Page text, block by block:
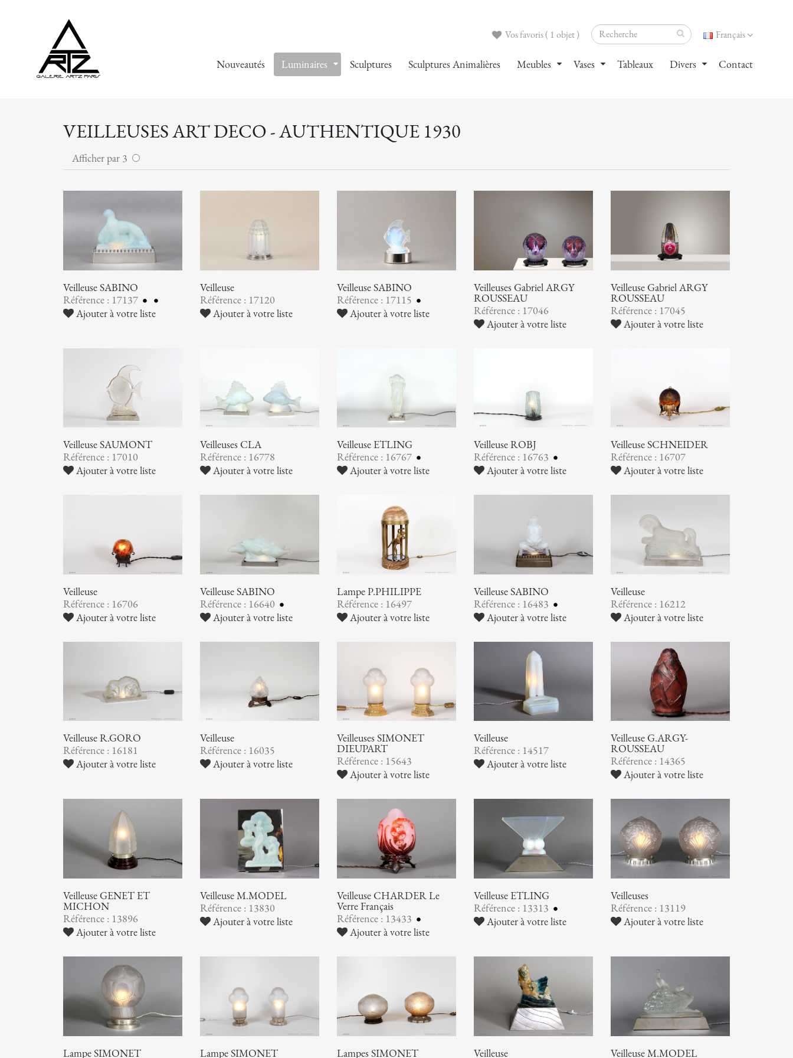
Français
Vos favoris ( 1 objet )
Nouveautés Luminaires Sculptures Sculptures Animalières Meubles Vases Tableaux Divers Contact
VEILLEUSES ART DECO - AUTHENTIQUE 1930
Afficher par 3
Veilleuse SABINO
Référence : 17137
Ajouter à votre liste
Veilleuse
Référence : 17120
Ajouter à votre liste
Veilleuse SABINO
Référence : 17115
Ajouter à votre liste
Veilleuses Gabriel ARGY
ROUSSEAU
Référence : 17046
Ajouter à votre liste
Veilleuse Gabriel ARGY
ROUSSEAU
Référence : 17045
Ajouter à votre liste
Veilleuse SAUMONT
Référence : 17010
Ajouter à votre liste
Veilleuses CLA
Référence : 16778
Ajouter à votre liste
Veilleuse ETLING
Référence : 16767
Ajouter à votre liste
Veilleuse ROBJ
Référence : 16763
Ajouter à votre liste
Veilleuse SCHNEIDER
Référence : 16707
Ajouter à votre liste
Veilleuse
Référence : 16706
Ajouter à votre liste
Veilleuse SABINO
Référence : 16640
Ajouter à votre liste
Lampe P.PHILIPPE
Référence : 16497
Ajouter à votre liste
Veilleuse SABINO
Référence : 16483
Ajouter à votre liste
Veilleuse
Référence : 16212
Ajouter à votre liste
Veilleuse R.GORO
Référence : 16181
Ajouter à votre liste
Veilleuse
Référence : 16035
Ajouter à votre liste
Veilleuses SIMONET
DIEUPART
Référence : 15643
Ajouter à votre liste
Veilleuse
Référence : 14517
Ajouter à votre liste
Veilleuse G.ARGY-
ROUSSEAU
Référence : 14365
Ajouter à votre liste
Veilleuse GENET ET
MICHON
Référence : 13896
Ajouter à votre liste
Veilleuse M.MODEL
Référence : 13830
Ajouter à votre liste
Veilleuse CHARDER Le
Verre Français
Référence : 13433
Ajouter à votre liste
Veilleuse ETLING
Référence : 13313
Ajouter à votre liste
Veilleuses
Référence : 13119
Ajouter à votre liste
Lampe SIMONET
Lampe SIMONET
Lampes SIMONET
Veilleuse
Veilleuse M.MODEL